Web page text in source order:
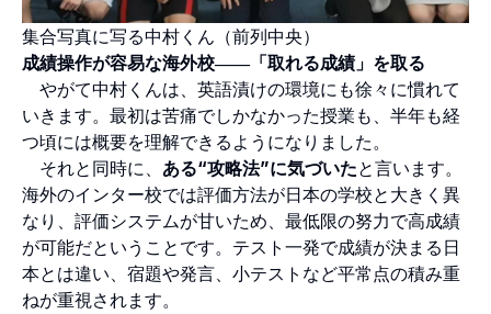
集合写真に写る中村くん（前列中央）
成績操作が容易な海外校――「取れる成績」を取る
やがて中村くんは、英語漬けの環境にも徐々に慣れて
いきます。最初は苦痛でしかなかった授業も、半年も経
つ頃には概要を理解できるようになりました。
それと同時に、 ある“攻略法”に気づいたと言います。
海外のインター校では評価方法が日本の学校と大きく異
なり、評価システムが甘いため、最低限の努力で高成績
が可能だということです。テスト一発で成績が決まる日
本とは違い、宿題や発言、小テストなど平常点の積み重
ねが重視されます。